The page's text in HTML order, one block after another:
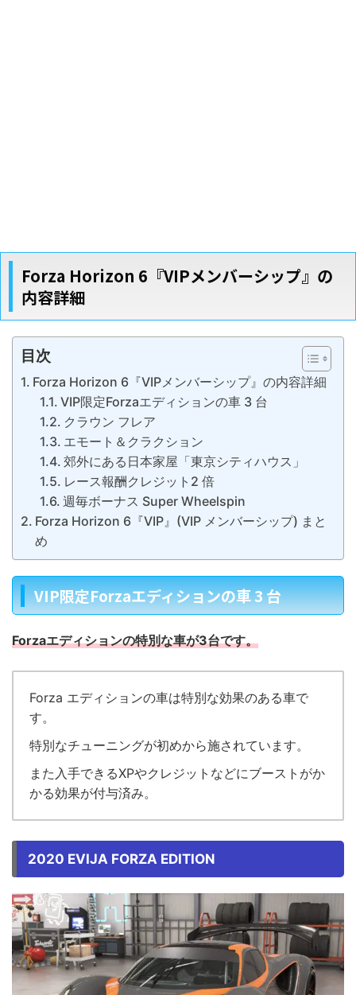
Forza Horizon 6『VIPメンバーシップ』の
内容詳細
目次
Forza Horizon 6『VIPメンバーシップ』の内容詳細
VIP限定Forzaエディションの車 3 台
クラウン フレア
エモート＆クラクション
郊外にある日本家屋「東京シティハウス」
レース報酬クレジット2 倍
週毎ボーナス Super Wheelspin
Forza Horizon 6『VIP』(VIP メンバーシップ) まと
め
VIP限定Forzaエディションの車 3 台
Forzaエディションの特別な車が3台です。
Forza エディションの車は特別な効果のある車で
す。
特別なチューニングが初めから施されています。
また入手できるXPやクレジットなどにブーストがか
かる効果が付与済み。
2020 EVIJA FORZA EDITION